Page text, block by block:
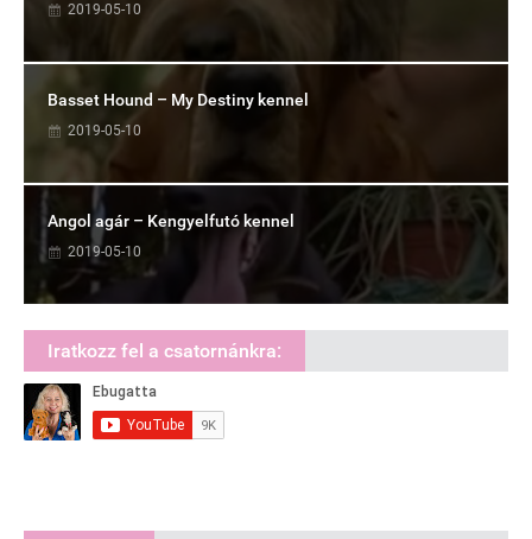
2019-05-10
Basset Hound – My Destiny kennel
2019-05-10
Angol agár – Kengyelfutó kennel
2019-05-10
Iratkozz fel a csatornánkra: